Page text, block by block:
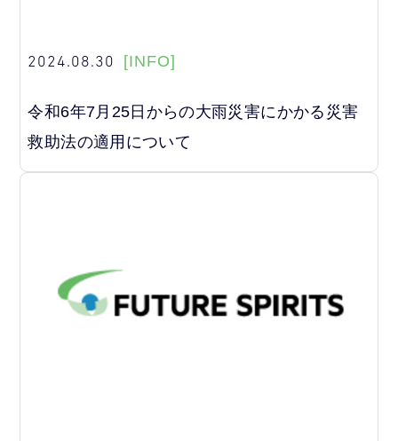
2024.08.30 [INFO]
令和6年7月25日からの大雨災害にかかる災害
救助法の適用について